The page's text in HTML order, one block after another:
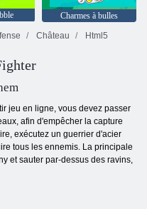
Charmes à bulles
Château Html5
jeu en ligne, vous devez passer
afin d'empêcher la capture
exécutez un guerrier d'acier
tous les ennemis. La principale
et sauter par-dessus des ravins,